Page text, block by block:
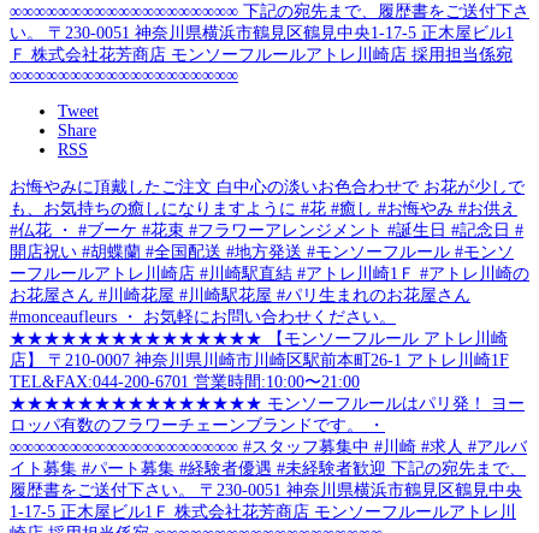
Tweet
Share
RSS
お悔やみに頂戴したご注文 白中心の淡いお色合わせで お花が少しで
も、お気持ちの癒しになりますように #花 #癒し #お悔やみ #お供え
#仏花 ・ #ブーケ #花束 #フラワーアレンジメント #誕生日 #記念日 #
開店祝い #胡蝶蘭 #全国配送 #地方発送 #モンソーフルール #モンソ
ーフルールアトレ川崎店 #川崎駅直結 #アトレ川崎1Ｆ #アトレ川崎の
お花屋さん #川崎花屋 #川崎駅花屋 #パリ生まれのお花屋さん
#monceaufleurs ・ お気軽にお問い合わせください。
★★★★★★★★★★★★★★★ 【モンソーフルール アトレ川崎
店】 〒210-0007 神奈川県川崎市川崎区駅前本町26-1 アトレ川崎1F
TEL&FAX:044-200-6701 営業時間:10:00〜21:00
★★★★★★★★★★★★★★★ モンソーフルールはパリ発！ ヨー
ロッパ有数のフラワーチェーンブランドです。 ・
∞∞∞∞∞∞∞∞∞∞∞∞∞∞∞∞∞∞∞ #スタッフ募集中 #川崎 #求人 #アルバ
イト募集 #パート募集 #経験者優遇 #未経験者歓迎 下記の宛先まで、
履歴書をご送付下さい。 〒230-0051 神奈川県横浜市鶴見区鶴見中央
1-17-5 正木屋ビル1Ｆ 株式会社花芳商店 モンソーフルールアトレ川